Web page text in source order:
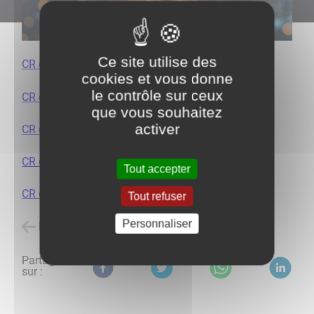
CR du 13.03.2023
CR du 11.04.2023
CR du 28.06.2023
CR du 11.10.2023
CR du 30.11.2023
Retour à l'accueil
Partagez
sur :
Ce site utilise des
cookies et vous donne
le contrôle sur ceux
que vous souhaitez
activer
Tout accepter
Tout refuser
Personnaliser